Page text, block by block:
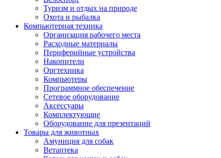
Туризм и отдых на природе
Охота и рыбалка
Компьютерная техника
Организация рабочего места
Расходные материалы
Периферийные устройства
Накопители
Оргтехника
Компьютеры
Программное обеспечение
Сетевое оборудование
Аксессуары
Комплектующие
Оборудование для презентаций
Товары для животных
Амуниция для собак
Ветаптека